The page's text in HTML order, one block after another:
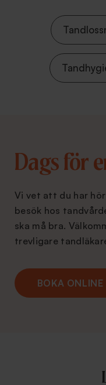
Dags för
Vi vet att du har
besök hos
ska må bra.
trevligare
BOKA ONLINE